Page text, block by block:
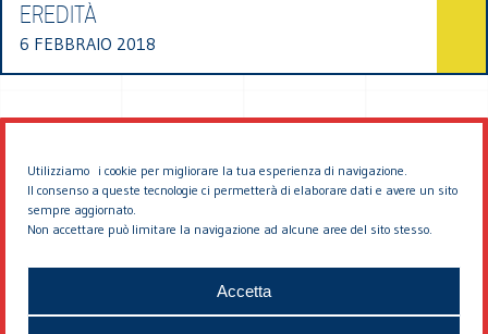
Utilizziamo i cookie per migliorare la tua esperienza di navigazione.
Il consenso a queste tecnologie ci permetterà di elaborare dati e avere un sito
sempre aggiornato.
Non accettare può limitare la navigazione ad alcune aree del sito stesso.
Accetta
EREDITÀ
6 FEBBRAIO 2018
© 2026 EDDYBURG